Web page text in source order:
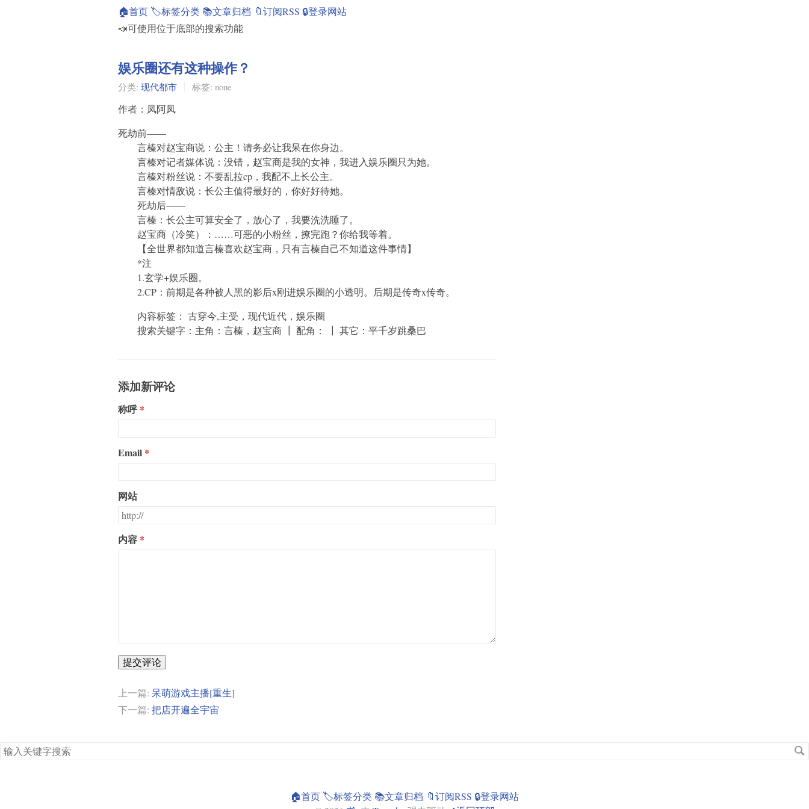
🏠首页 🏷️标签分类 📚文章归档 🔖订阅RSS 🔒登录网站
📣可使用位于底部的搜索功能
娱乐圈还有这种操作？
分类: 现代都市 标签: none
作者：凤阿凤
死劫前——
言榛对赵宝商说：公主！请务必让我呆在你身边。
言榛对记者媒体说：没错，赵宝商是我的女神，我进入娱乐圈只为她。
言榛对粉丝说：不要乱拉cp，我配不上长公主。
言榛对情敌说：长公主值得最好的，你好好待她。
死劫后——
言榛：长公主可算安全了，放心了，我要洗洗睡了。
赵宝商（冷笑）：……可恶的小粉丝，撩完跑？你给我等着。
【全世界都知道言榛喜欢赵宝商，只有言榛自己不知道这件事情】
*注
1.玄学+娱乐圈。
2.CP：前期是各种被人黑的影后x刚进娱乐圈的小透明。后期是传奇x传奇。
内容标签： 古穿今,主受，现代近代，娱乐圈
搜索关键字：主角：言榛，赵宝商 ┃ 配角： ┃ 其它：平千岁跳桑巴
添加新评论
称呼
Email
网站
内容
提交评论
上一篇: 呆萌游戏主播[重生]
下一篇: 把店开遍全宇宙
搜
索
🏠首页 🏷️标签分类 📚文章归档 🔖订阅RSS 🔒登录网站